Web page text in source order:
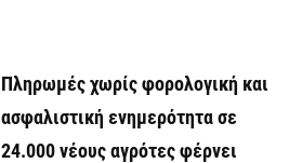
Πληρωμές χωρίς φορολογική και
ασφαλιστική ενημερότητα σε
24.000 νέους αγρότες φέρνει